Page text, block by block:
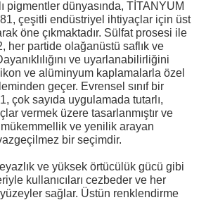
pigmentler dünyasında, TİTANYUM
çeşitli endüstriyel ihtiyaçlar için üst
öne çıkmaktadır. Sülfat prosesi ile
her partide olağanüstü saflık ve
ve uyarlanabilirliğini
ve alüminyum kaplamalarla özel
geçer. Evrensel sınıf bir
çok sayıda uygulamada tutarlı,
vermek üzere tasarlanmıştır ve
ve yenilik arayan
bir seçimdir.
ve yüksek örtücülük gücü gibi
kullanıcıları cezbeder ve her
sağlar. Üstün renklendirme